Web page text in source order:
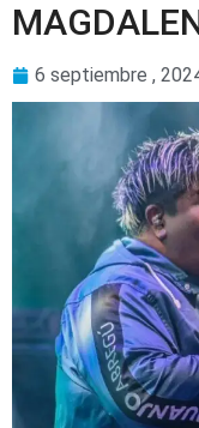
6 septiembre ,